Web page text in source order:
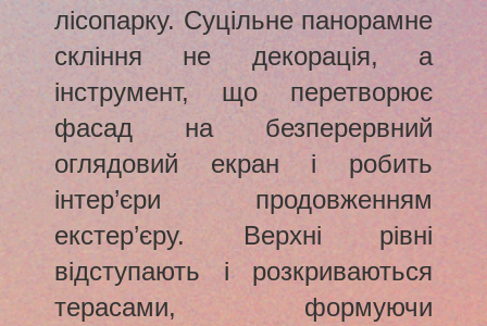
лісопарку. Суцільне панорамне
скління не декорація, а
інструмент, що перетворює
фасад на безперервний
оглядовий екран і робить
інтер’єри продовженням
екстер’єру. Верхні рівні
відступають і розкриваються
терасами, формуючи